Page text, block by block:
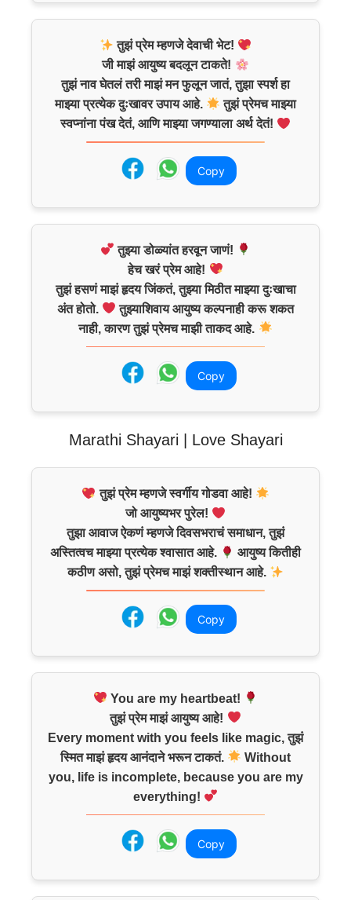
तुझं प्रेम म्हणजे देवाची भेट!
जी माझं आयुष्य बदलून टाकते!
तुझं नाव घेतलं तरी माझं मन फुलून जातं, तुझा स्पर्श हा
माझ्या प्रत्येक दुःखावर उपाय आहे.
तुझं प्रेमच माझ्या
स्वप्नांना पंख देतं, आणि माझ्या जगण्याला अर्थ देतं!
Copy
तुझ्या डोळ्यांत हरवून जाणं!
हेच खरं प्रेम आहे!
तुझं हसणं माझं हृदय जिंकतं, तुझ्या मिठीत माझ्या दुःखाचा
अंत होतो.
तुझ्याशिवाय आयुष्य कल्पनाही करू शकत
नाही, कारण तुझं प्रेमच माझी ताकद आहे.
Copy
Marathi Shayari | Love Shayari
तुझं प्रेम म्हणजे स्वर्गीय गोडवा आहे!
जो आयुष्यभर पुरेल!
तुझा आवाज ऐकणं म्हणजे दिवसभराचं समाधान, तुझं
अस्तित्वच माझ्या प्रत्येक श्वासात आहे.
आयुष्य कितीही
कठीण असो, तुझं प्रेमच माझं शक्तीस्थान आहे.
Copy
You are my heartbeat!
तुझं प्रेम माझं आयुष्य आहे!
Every moment with you feels like magic, तुझं
स्मित माझं हृदय आनंदाने भरून टाकतं.
Without
you, life is incomplete, because you are my
everything!
Copy